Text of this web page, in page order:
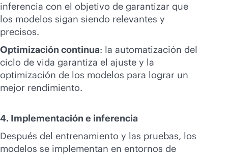
inferencia con el objetivo de garantizar que
los modelos sigan siendo relevantes y
precisos.
Optimización continua: la automatización del
ciclo de vida garantiza el ajuste y la
optimización de los modelos para lograr un
mejor rendimiento.
4. Implementación e inferencia
Después del entrenamiento y las pruebas, los
modelos se implementan en entornos de